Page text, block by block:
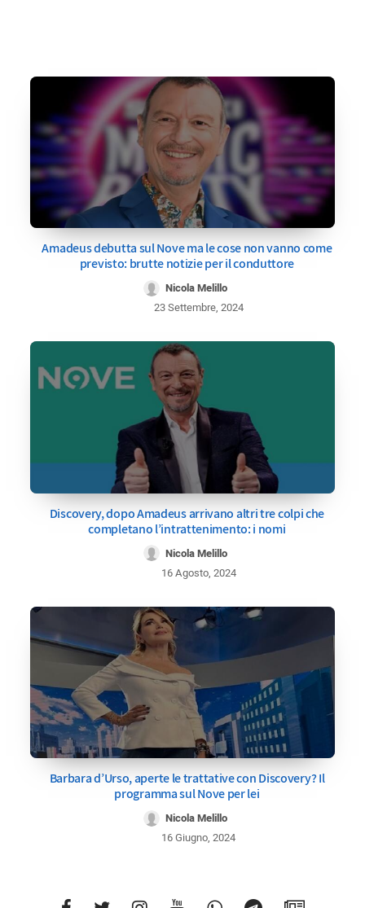
Amadeus debutta sul Nove ma le cose non vanno come
previsto: brutte notizie per il conduttore
Nicola Melillo
23 Settembre, 2024
Discovery, dopo Amadeus arrivano altri tre colpi che
completano l’intrattenimento: i nomi
Nicola Melillo
16 Agosto, 2024
Barbara d’Urso, aperte le trattative con Discovery? Il
programma sul Nove per lei
Nicola Melillo
16 Giugno, 2024